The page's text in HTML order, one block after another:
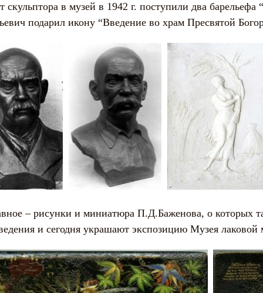
скульптора в музей в 1942 г. поступили два
подарил икону “Введение во храм Пресвятой
– рисунки и миниатюра П.Д.Баженова, о которых
и сегодня украшают экспозицию Музея